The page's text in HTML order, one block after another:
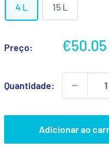
4 L 15 L
Preço:
Preço
€50.05
Quantidade:
Adicionar ao